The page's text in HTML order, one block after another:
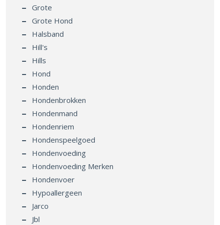
Grote
Grote Hond
Halsband
Hill's
Hills
Hond
Honden
Hondenbrokken
Hondenmand
Hondenriem
Hondenspeelgoed
Hondenvoeding
Hondenvoeding Merken
Hondenvoer
Hypoallergeen
Jarco
Jbl